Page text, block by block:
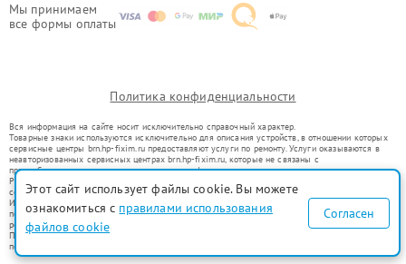
Мы принимаем
все формы оплаты
Политика конфиденциальности
Вся информация на сайте носит исключительно справочный характер.
Товарные знаки используются исключительно для описания устройств, в отношении которых
сервисные центры brn.hp-fixim.ru предоставляют услуги по ремонту. Услуги оказываются в
неавторизованных сервисных центрах brn.hp-fixim.ru, которые не связаны с
правообладателями товарных знаков или их официальными представителями.
Ремонт осуществляется для устройств, уже введенных в гражданский оборот в соответствии
со статьей 1487 ГК РФ.
Использование товарных знаков не преследует цели индивидуализации услуг или введения
потребителей в заблуждение, а служит для информирования о предоставляемых услугах по
ремонту техники указанных брендов.
Представленная на сайте информация не является публичной офертой, определяемой
положениями Статьи 437(2) Гражданского кодекса РФ
Этот сайт использует файлы cookie. Вы можете
ознакомиться с правилами использования
файлов cookie
Согласен